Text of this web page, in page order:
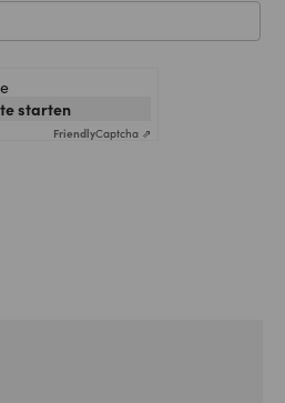
starten
FriendlyCaptcha ⇗